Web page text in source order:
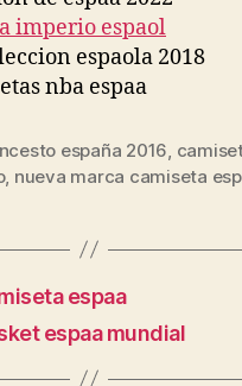
españa 2016,
, nueva marca camiseta
espaa
espaa mundial